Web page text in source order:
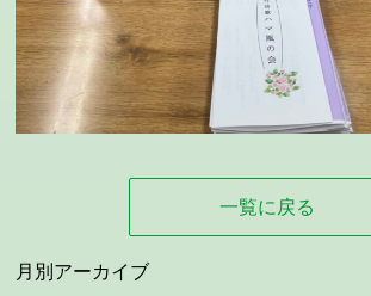
一覧に戻る
月別アーカイブ